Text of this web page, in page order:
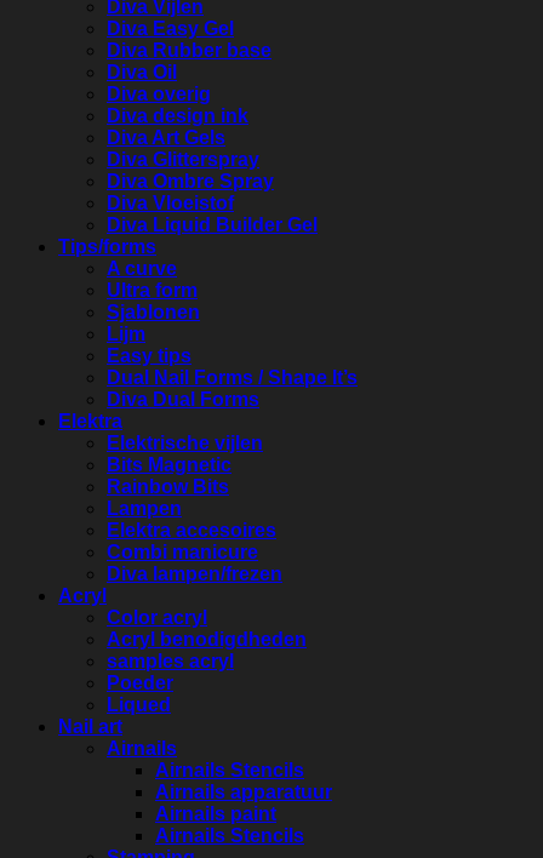
Diva Vijlen
Diva Easy Gel
Diva Rubber base
Diva Oil
Diva overig
Diva design ink
Diva Art Gels
Diva Glitterspray
Diva Ombre Spray
Diva Vloeistof
Diva Liquid Builder Gel
Tips/forms
A curve
Ultra form
Sjablonen
Lijm
Easy tips
Dual Nail Forms / Shape It’s
Diva Dual Forms
Elektra
Elektrische vijlen
Bits Magnetic
Rainbow Bits
Lampen
Elektra accesoires
Combi manicure
Diva lampen/frezen
Acryl
Color acryl
Acryl benodigdheden
samples acryl
Poeder
Liqued
Nail art
Airnails
Airnails Stencils
Airnails apparatuur
Airnails paint
Airnails Stencils